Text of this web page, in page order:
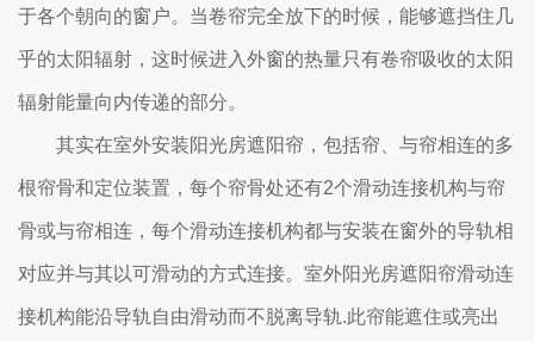
于各个朝向的窗户。当卷帘完全放下的时候，能够遮挡住几
乎的太阳辐射，这时候进入外窗的热量只有卷帘吸收的太阳
辐射能量向内传递的部分。
其实在室外安装阳光房遮阳帘，包括帘、与帘相连的多
根帘骨和定位装置，每个帘骨处还有2个滑动连接机构与帘
骨或与帘相连，每个滑动连接机构都与安装在窗外的导轨相
对应并与其以可滑动的方式连接。室外阳光房遮阳帘滑动连
接机构能沿导轨自由滑动而不脱离导轨.此帘能遮住或亮出